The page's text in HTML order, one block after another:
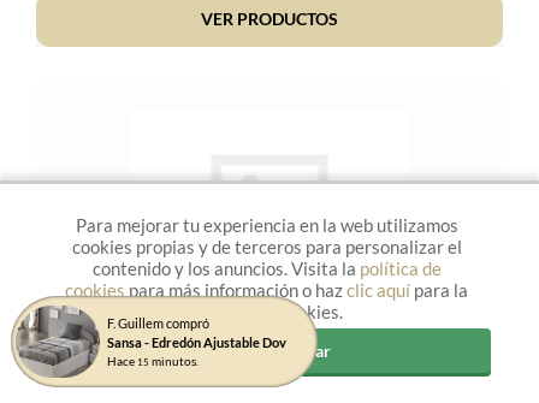
VER PRODUCTOS
ALFOMBRAS DE CARRETERAS
F. Guillem compró
Sansa - Edredón Ajustable Dov
Hace 15 minutos.
Para mejorar tu experiencia en la web utilizamos
cookies propias y de terceros para personalizar el
contenido y los anuncios. Visita la política de
cookies para más información o hazclic aquí para la
Gestión de cookies.
Aceptar y cerrar